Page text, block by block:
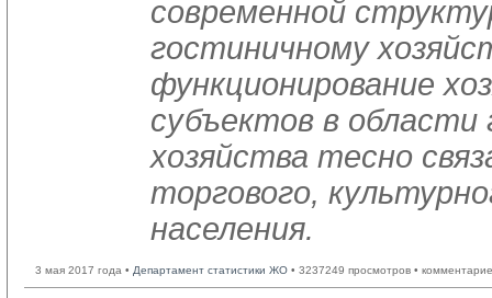
современной
гостиничному
функционирование
субъектов в области
хозяйства тесно
торгового,
населения.
3 мая 2017 года • Департамент статистики ЖО • 3237249 просмотров •